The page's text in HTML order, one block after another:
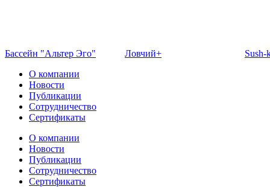
Бассейн "Альтер Эго" Ловчий+ Sush-
Отель Эмеральд
О компании
Новости
Публикации
Сотрудничество
Сертификаты
О компании
Новости
Публикации
Сотрудничество
Сертификаты